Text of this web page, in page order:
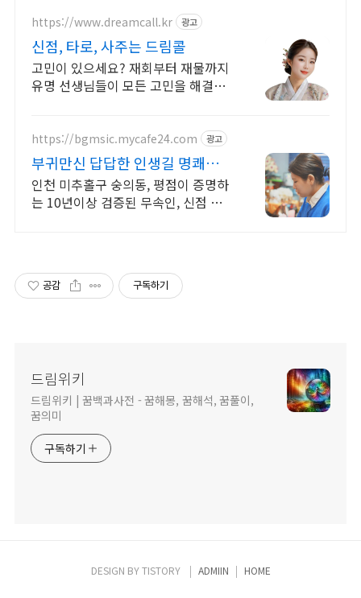
https://www.dreamcall.kr 광고
신점, 타로, 사주는 드림콜
고민이 있으세요? 재회부터 재물까지
유명 선생님들이 모든 고민을 해결해
https://bgmsic.mycafe24.com 광고
부귀만신 답답한 인생길 명쾌한
신점
인천 미추홀구 숭의동, 평점이 증명하
는 10년이상 검증된 무속인, 신점 처
공감 구독하기
드림위키
드림위키 | 꿈백과사전 - 꿈해몽, 꿈해석, 꿈풀이,
꿈의미
구독하기
DESIGN BYTISTORY ADMIIN HOME